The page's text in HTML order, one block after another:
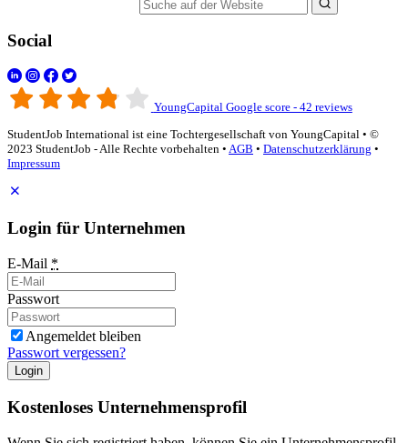
Social
YoungCapital Google score - 42 reviews
StudentJob International ist eine Tochtergesellschaft von YoungCapital • ©
2023 StudentJob - Alle Rechte vorbehalten • AGB • Datenschutzerklärung •
Impressum
Login für Unternehmen
E-Mail *
Passwort
Angemeldet bleiben
Passwort vergessen?
Login
Kostenloses Unternehmensprofil